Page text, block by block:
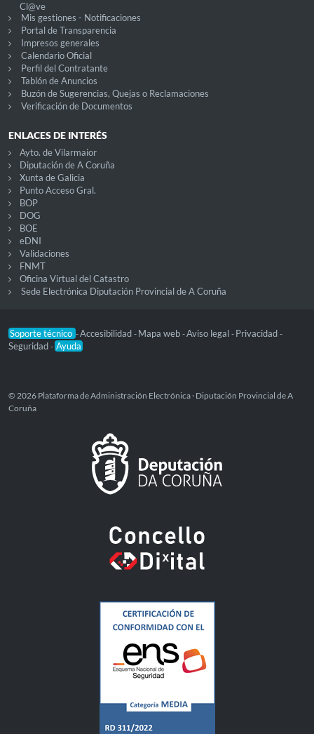
Cl@ve
Mis gestiones - Notificaciones
Portal de Transparencia
Impresos generales
Calendario Oficial
Perfil del Contratante
Tablón de Anuncios
Buzón de Sugerencias, Quejas o Reclamaciones
Verificación de Documentos
ENLACES DE INTERÉS
Ayto. de Vilarmaior
Diputación de A Coruña
Xunta de Galicia
Punto Acceso Gral.
BOP
DOG
BOE
eDNI
Validaciones
FNMT
Oficina Virtual del Catastro
Sede Electrónica Diputación Provincial de A Coruña
Soporte técnico -Accesibilidad - Mapa web -Aviso legal - Privacidad -
Seguridad - Ayuda
© 2026 Plataforma de Administración Electrónica · Diputación Provincial de A
Coruña